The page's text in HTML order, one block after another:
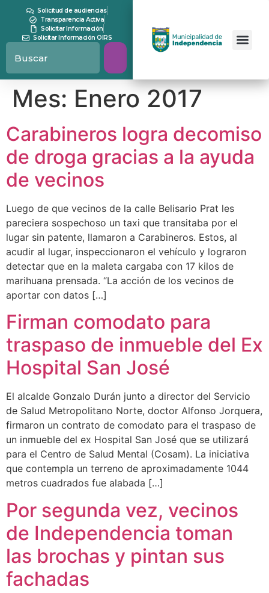
contenidoSolicitud de audiencias
Transparencia Activa
Solicitar Información
Solicitar Información OIRS
Mes: Enero 2017
Carabineros logra decomiso
de droga gracias a la ayuda
de vecinos
Luego de que vecinos de la calle Belisario Prat les
pareciera sospechoso un taxi que transitaba por el
lugar sin patente, llamaron a Carabineros. Estos, al
acudir al lugar, inspeccionaron el vehículo y lograron
detectar que en la maleta cargaba con 17 kilos de
marihuana prensada. “La acción de los vecinos de
aportar con datos […]
Firman comodato para
traspaso de inmueble del Ex
Hospital San José
El alcalde Gonzalo Durán junto a director del Servicio
de Salud Metropolitano Norte, doctor Alfonso Jorquera,
firmaron un contrato de comodato para el traspaso de
un inmueble del ex Hospital San José que se utilizará
para el Centro de Salud Mental (Cosam). La iniciativa
que contempla un terreno de aproximadamente 1044
metros cuadrados fue alabada […]
Por segunda vez, vecinos
de Independencia toman
las brochas y pintan sus
fachadas